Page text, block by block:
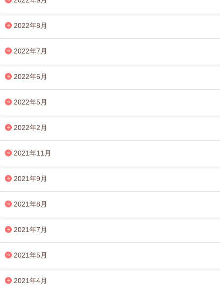
2022年8月
2022年7月
2022年6月
2022年5月
2022年2月
2021年11月
2021年9月
2021年8月
2021年7月
2021年5月
2021年4月